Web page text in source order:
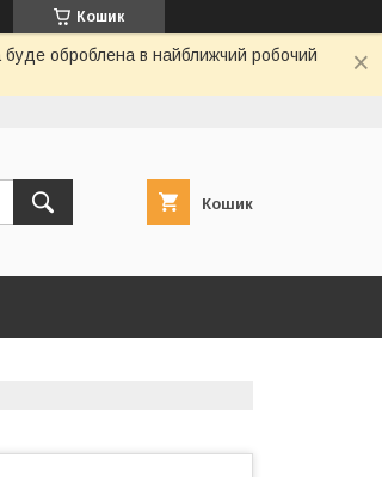
Кошик
буде оброблена в найближчий робочий
Кошик